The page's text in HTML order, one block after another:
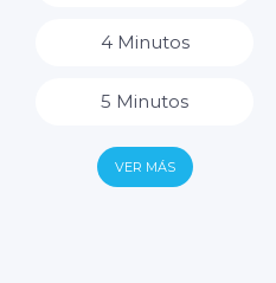
4 Minutos
5 Minutos
6 Minutos
VER MÁS